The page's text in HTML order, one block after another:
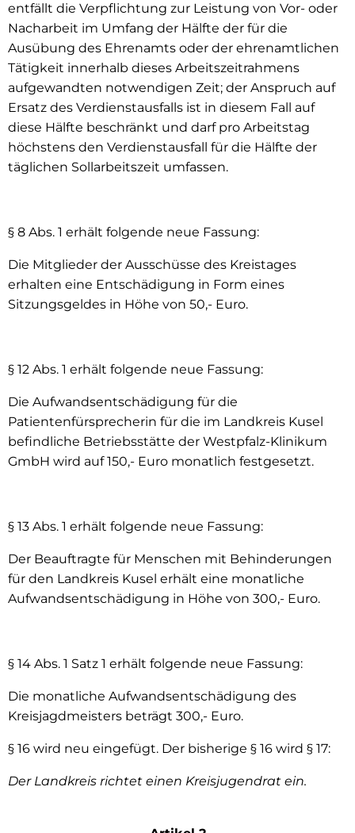
entfällt die Verpflichtung zur Leistung von Vor- oder
Nacharbeit im Umfang der Hälfte der für die
Ausübung des Ehrenamts oder der ehrenamtlichen
Tätigkeit innerhalb dieses Arbeitszeitrahmens
aufgewandten notwendigen Zeit; der Anspruch auf
Ersatz des Verdienstausfalls ist in diesem Fall auf
diese Hälfte beschränkt und darf pro Arbeitstag
höchstens den Verdienstausfall für die Hälfte der
täglichen Sollarbeitszeit umfassen.
§ 8 Abs. 1 erhält folgende neue Fassung:
Die Mitglieder der Ausschüsse des Kreistages
erhalten eine Entschädigung in Form eines
Sitzungsgeldes in Höhe von 50,- Euro.
§ 12 Abs. 1 erhält folgende neue Fassung:
Die Aufwandsentschädigung für die
Patientenfürsprecherin für die im Landkreis Kusel
befindliche Betriebsstätte der Westpfalz-Klinikum
GmbH wird auf 150,- Euro monatlich festgesetzt.
§ 13 Abs. 1 erhält folgende neue Fassung:
Der Beauftragte für Menschen mit Behinderungen
für den Landkreis Kusel erhält eine monatliche
Aufwandsentschädigung in Höhe von 300,- Euro.
§ 14 Abs. 1 Satz 1 erhält folgende neue Fassung:
Die monatliche Aufwandsentschädigung des
Kreisjagdmeisters beträgt 300,- Euro.
§ 16 wird neu eingefügt. Der bisherige § 16 wird § 17:
Der Landkreis richtet einen Kreisjugendrat ein.